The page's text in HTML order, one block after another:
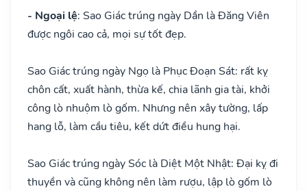
- Ngoại lệ: Sao Giác trúng ngày Dần là Đăng Viên
được ngôi cao cả, mọi sự tốt đẹp.
Sao Giác trúng ngày Ngọ là Phục Đoạn Sát: rất kỵ
chôn cất, xuất hành, thừa kế, chia lãnh gia tài, khởi
công lò nhuộm lò gốm. Nhưng nên xây tường, lấp
hang lỗ, làm cầu tiêu, kết dứt điều hung hại.
Sao Giác trúng ngày Sóc là Diệt Một Nhật: Đại kỵ đi
thuyền và cũng không nên làm rượu, lập lò gốm lò